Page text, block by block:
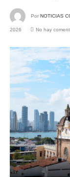
Por NOTICIAS
2026 No hay